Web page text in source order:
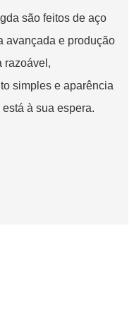
são feitos de aço
avançada e produção
razoável,
simples e aparência
à sua espera.